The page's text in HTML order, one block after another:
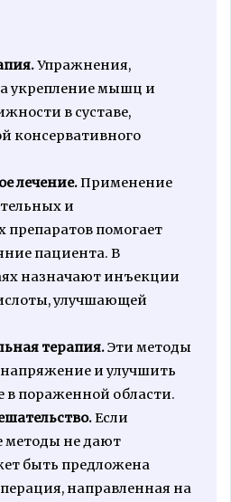
Упражнения,
укрепление мышц и
в суставе,
консервативного
лечение.Применение
и
помогает
пациента. В
назначают инъекции
улучшающей
терапия.Эти методы
и улучшить
в пораженной области.
Если
методы не дают
быть предложена
направленная на